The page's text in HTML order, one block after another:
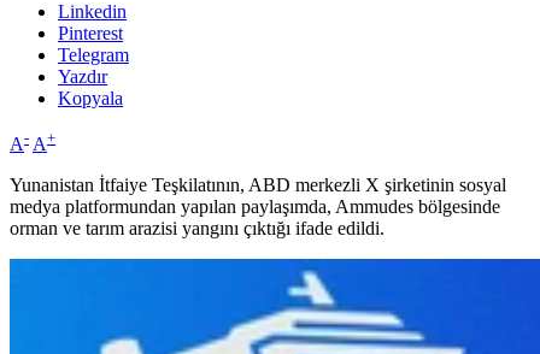
Linkedin
Pinterest
Telegram
Yazdır
Kopyala
A- A+
Yunanistan İtfaiye Teşkilatının, ABD merkezli X şirketinin sosyal
medya platformundan yapılan paylaşımda, Ammudes bölgesinde
orman ve tarım arazisi yangını çıktığı ifade edildi.